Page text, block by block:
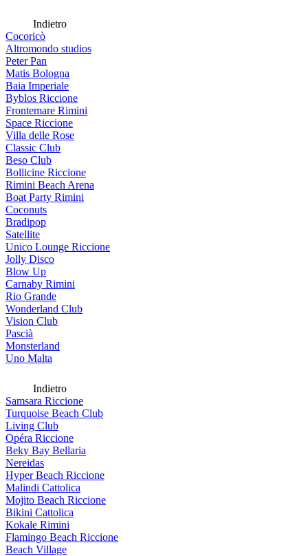
Indietro
Cocoricò
Altromondo studios
Peter Pan
Matis Bologna
Baia Imperiale
Byblos Riccione
Frontemare Rimini
Space Riccione
Villa delle Rose
Classic Club
Beso Club
Bollicine Riccione
Rimini Beach Arena
Boat Party Rimini
Coconuts
Bradipop
Satellite
Unico Lounge Riccione
Jolly Disco
Blow Up
Carnaby Rimini
Rio Grande
Wonderland Club
Vision Club
Pascià
Monsterland
Uno Malta
Indietro
Samsara Riccione
Turquoise Beach Club
Living Club
Opéra Riccione
Beky Bay Bellaria
Nereidas
Hyper Beach Riccione
Malindi Cattolica
Mojito Beach Riccione
Bikini Cattolica
Kokale Rimini
Flamingo Beach Riccione
Beach Village